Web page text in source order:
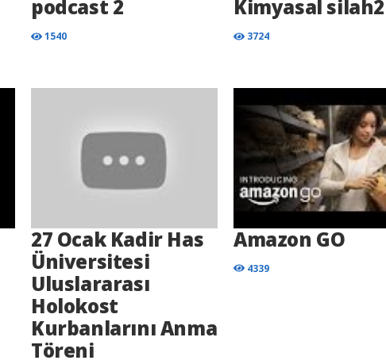
podcast 2
1540
Kimyasal silah2
3724
27 Ocak Kadir Has
Üniversitesi
Uluslararası
Holokost
Kurbanlarını Anma
Töreni
Amazon GO
4339